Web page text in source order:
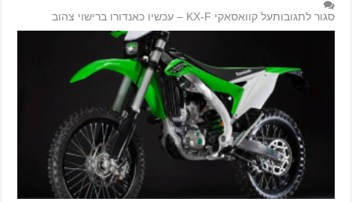
סגור לתגובותעל קוואסאקי KX-F – עכשיו כאנדורו ברישוי צהוב